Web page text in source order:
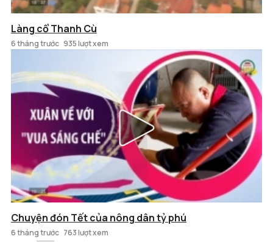
Làng cổ Thanh Cù
6 tháng trước 935 lượt xem
Chuyện đón Tết của nông dân tỷ phú
6 tháng trước 763 lượt xem